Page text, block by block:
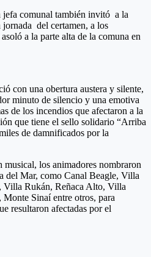
jefa comunal también invitó a la
del certamen, a los
a la parte alta de la comuna en
con una obertura austera y silente,
minuto de silencio y una emotiva
de los incendios que afectaron a la
que tiene el sello solidario “Arriba
de damnificados por la
los animadores nombraron
del Mar, como Canal Beagle, Villa
Rukán, Reñaca Alto, Villa
Sinaí entre otros, para
resultaron afectadas por el